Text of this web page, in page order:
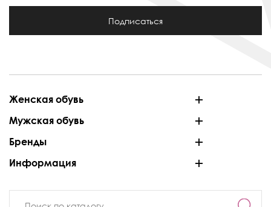
Подписаться
Женская обувь
Мужская обувь
Бренды
Информация